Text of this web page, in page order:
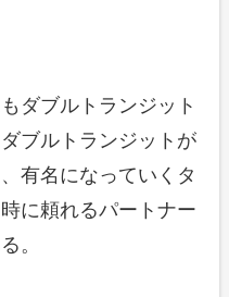
ダブルトランジット
ブルトランジットが
有名になっていくタ
に頼れるパートナー
。